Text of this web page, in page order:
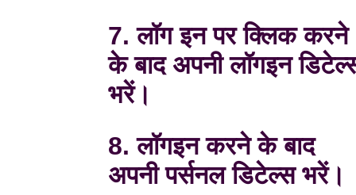
7. लॉग इन पर क्लिक करने
के बाद अपनी लॉगइन
भरें।
8. लॉगइन करने के बाद
अपनी पर्सनल डिटेल्स भरें।